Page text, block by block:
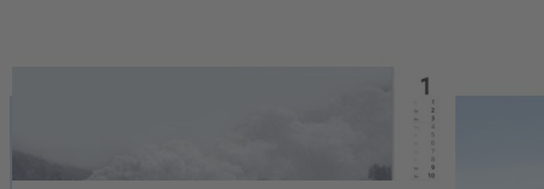
traumhaften Motiven Dampflok-Legenden, berühmte Züge und
28 Seiten, ca. 12 Abbildungen, Format 49,0 x 34,0 cm,